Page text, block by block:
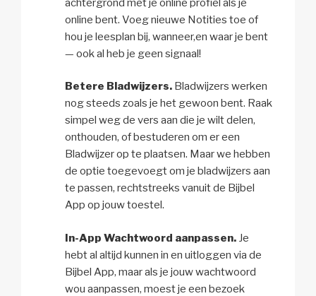
achtergrond met je online profiel als je
online bent. Voeg nieuwe Notities toe of
hou je leesplan bij, wanneer,en waar je bent
— ook al heb je geen signaal!
Betere Bladwijzers. Bladwijzers werken
nog steeds zoals je het gewoon bent. Raak
simpel weg de vers aan die je wilt delen,
onthouden, of bestuderen om er een
Bladwijzer op te plaatsen. Maar we hebben
de optie toegevoegt om je bladwijzers aan
te passen, rechtstreeks vanuit de Bijbel
App op jouw toestel.
In-App Wachtwoord aanpassen. Je
hebt al altijd kunnen in en uitloggen via de
Bijbel App, maar als je jouw wachtwoord
wou aanpassen, moest je een bezoek